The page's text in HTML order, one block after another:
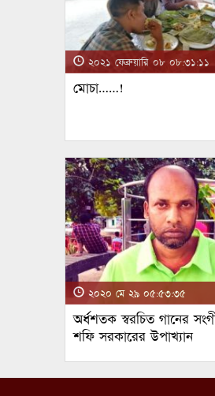
২০২১ ফেব্রুয়ারি ০৮ ০৮:৩১:১১
মোচা……!
২০২০ মে ২৯ ০৫:৫৩:৩৫
অর্ধশতক স্বরচিত গানের
শফি সরকারের উপাখ্যান